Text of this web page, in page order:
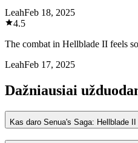
LeahFeb 18, 2025
4.5
The combat in Hellblade II feels
LeahFeb 17, 2025
Dažniausiai
Kas daro Senua's Saga: Hellblade